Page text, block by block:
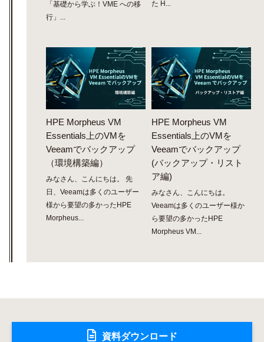
「基礎から学ぶ！VME への移
行」...
た H...
HPE Morpheus VM
Essentials上のVMを
Veeamでバックアップ
（環境構築編）
みなさん、こんにちは。 先
日、Veeamは多くのユーザー
様から要望の多かったHPE
Morpheus...
HPE Morpheus VM
Essentials上のVMを
Veeamでバックアップ
(バックアップ・リスト
ア編)
みなさん、こんにちは。
Veeamは多くのユーザー様か
ら要望の多かったHPE
Morpheus VM...
資料ダウンロード